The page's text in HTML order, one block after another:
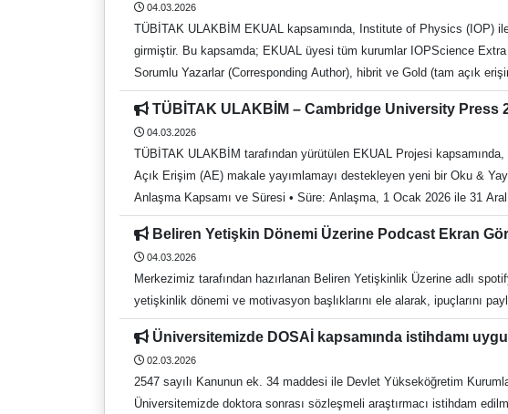
içinde görüşüp kendi kanaat ve görüşlerini de içerecek şekilde
Kurulda ivedilikle görüşülmesinin öngörüldüğü; Aynı maddenin ikinci
duyurulacağı hüküm altına alındığı, öte yandan mezkûr maddenin
kamuoyuna duyurabileceği düzenlenmiş olduğu, Kanun'un
beklemeksizin gerek gördüğü konularda Kurumun özel rapor
04.03.2026
TÜBİTAK ULAKBİM EKUAL kapsamında, Institute of Physics (IOP)
girmiştir. Bu kapsamda; EKUAL üyesi tüm kurumlar IOPScience
Sorumlu Yazarlar (Corresponding Author), hibrit ve Gold (tam açık
yayımlayabileceklerdir. 1 Ocak 2026 itibarıyla gönderilen makaleler
dergi listeleri ve rehber dokümanlar için EKUAL VERİTABANLARI
erişilebilmektedir: TA sayfası: http://iopscience.org/transformative-
atransformative-agreement-guide/ TA videoları: https://youtube.com/playlist?list=PLgH2FJGwAbKumI0TUJJqTPrr4QTrNpTyU Yazarların fon desteğine uygunluklarını kontrol
edebilecekleri Journal Finder aracı: https://iopp.chronoshub.io/?fq=. Kütüphane Memnuniyet Anketi Kütüphane ve Dokümantasyon Daire Başkanlığı Recep Tayyip Erdoğan Engelli
Dostu Kütüphanesi Web: https://kutuphane.adu.edu.tr E-posta:
İ: https://www.instagram.com/adukutuphane/ Tel: 0256 218 20 00/
TÜBİTAK ULAKBİM – Cambridge University Press
04.03.2026
TÜBİTAK ULAKBİM tarafından yürütülen EKUAL Projesi
Açık Erişim (AE) makale yayımlamayı destekleyen yeni bir Oku &
Anlaşma Kapsamı ve Süresi • Süre: Anlaşma, 1 Ocak 2026 ile 31
Cambridge Journals Online (CJO) Tam Paket içeriğine erişim
içeriğinde) kotasız olarak sağlanmaktadır. TÜBİTAK AE Yayın
yayımlatabilmesi için şu kriterleri karşılaması gerekmektedir: • Hak
gerekmektedir. • Kurumsal Aidiyet: Yazarların başvurularında
süreçlerinde süreçlerin uzamasına neden olmaktadır. • Kurum
(gold/fully/tam) açık erişim dergilerde sınırsız AE makale
Beliren Yetişkin Dönemi Üzerine Podcast Ekran
04.03.2026
Merkezimiz tarafından hazırlanan Beliren Yetişkinlik Üzerine adlı
yetişkinlik dönemi ve motivasyon başlıklarını ele alarak, ipuçlarını
Üniversitemizde DOSAİ kapsamında istihdamı
02.03.2026
2547 sayılı Kanunun ek. 34 maddesi ile Devlet Yükseköğretim
Üniversitemizde doktora sonrası sözleşmeli araştırmacı istihdam